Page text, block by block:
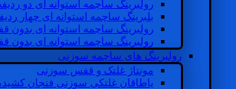
رولبرینگ ساچمه استوانه ای دو
بلبرینگ ساچمه استوانه ای چهار
رولبرینگ ساچمه استوانه ای بدون
رولبرینگ ساچمه استوانه ای بدون
رولبرینگ های ساچمه سوزنی
مونتاژ غلتک و قفس سوزنی
یاطاقان غلتکی سوزنی فنجان